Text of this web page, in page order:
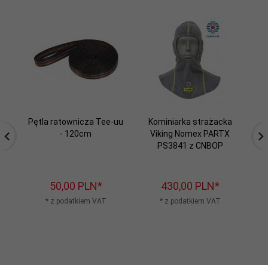
Pętla ratownicza Tee-uu
- 120cm
50,00 PLN*
* z podatkiem VAT
Kominiarka strażacka
Viking Nomex PARTX
PS3841 z CNBOP
430,00 PLN*
* z podatkiem VAT